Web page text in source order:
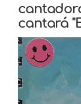
cantará